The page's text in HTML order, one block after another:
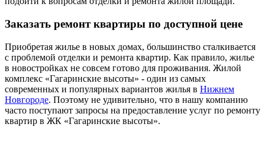
Заказать ремонт квартиры по доступной цене
Приобретая жилье в новых домах, большинство сталкивается
с проблемой отделки и ремонта квартир. Как правило, жилье
в новостройках не совсем готово для проживания. Жилой
комплекс «Гагаринские высоты» - один из самых
современных и популярных вариантов жилья в Нижнем
Новгороде. Поэтому не удивительно, что в нашу компанию
часто поступают запросы на предоставление услуг по ремонту
квартир в ЖК «Гагаринские высоты».